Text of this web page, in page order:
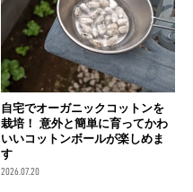
自宅でオーガニックコットンを
栽培！ 意外と簡単に育ってかわ
いいコットンボールが楽しめま
す
2026.07.20